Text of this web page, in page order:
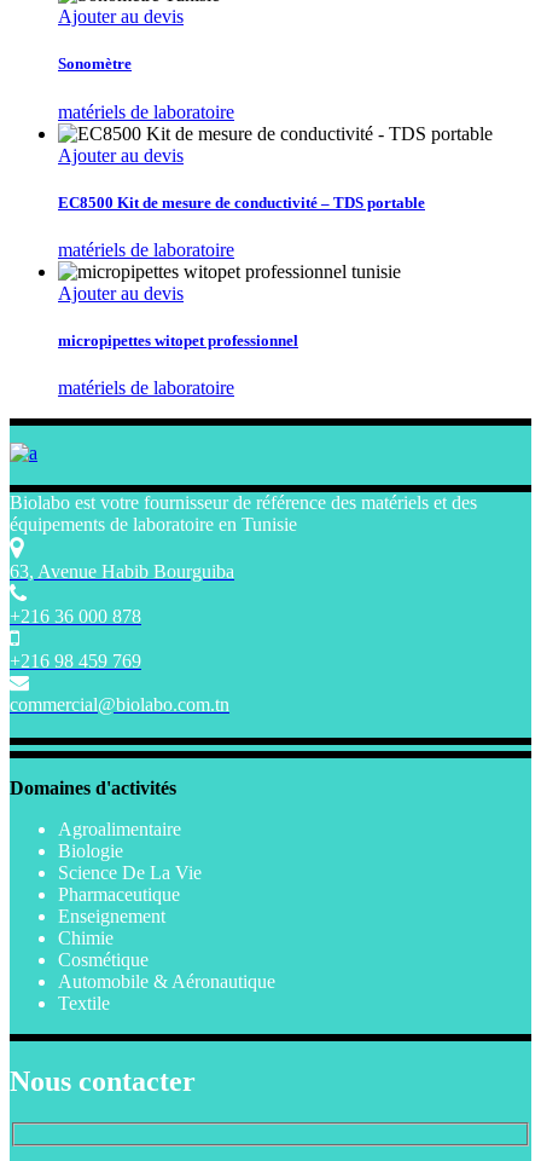
Ajouter au devis
Sonomètre
matériels de laboratoire
Ajouter au devis
EC8500 Kit de mesure de conductivité – TDS portable
matériels de laboratoire
Ajouter au devis
micropipettes witopet professionnel
matériels de laboratoire
Biolabo est votre fournisseur de référence des matériels et des
équipements de laboratoire en Tunisie
63, Avenue Habib Bourguiba
+216 36 000 878
+216 98 459 769
commercial@biolabo.com.tn
Domaines d'activités
Agroalimentaire
Biologie
Science De La Vie
Pharmaceutique
Enseignement
Chimie
Cosmétique
Automobile & Aéronautique
Textile
Nous contacter